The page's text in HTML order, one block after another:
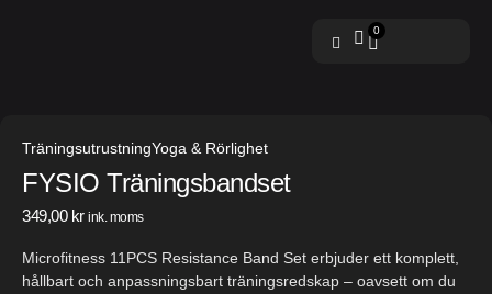
0
TräningsutrustningYoga & Rörlighet
FYSIO Träningsbandset
349,00 kr ink. moms
Microfitness 11PCS Resistance Band Set erbjuder ett komplett,
hållbart och anpassningsbart träningsredskap – oavsett om du